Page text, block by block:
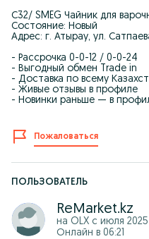
С32/ SMEG Чайник для
Состояние: Новый
Адрес: г. Атырау, ул.
- Рассрочка 0-0-12 / 0-0-24
- Выгодный обмен Trade in
- Доставка по всему
- Живые отзывы в профиле
- Новинки раньше — в
Пожаловаться
ПОЛЬЗОВАТЕЛЬ
ReMarket.kz
на OLX с июля 2025
Онлайн в 06:21